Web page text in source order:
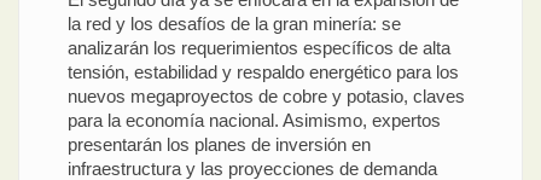
la red y los desafíos de la gran minería: se
analizarán los requerimientos específicos de alta
tensión, estabilidad y respaldo energético para los
nuevos megaproyectos de cobre y potasio, claves
para la economía nacional. Asimismo, expertos
presentarán los planes de inversión en
infraestructura y las proyecciones de demanda